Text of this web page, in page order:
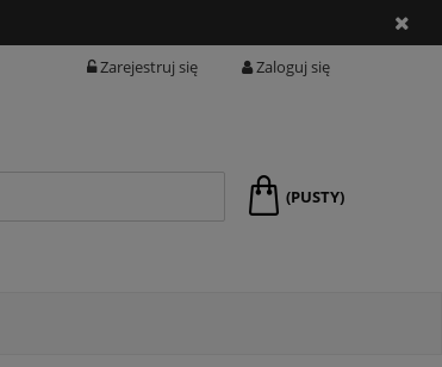
Zarejestruj się Zaloguj się
(PUSTY)